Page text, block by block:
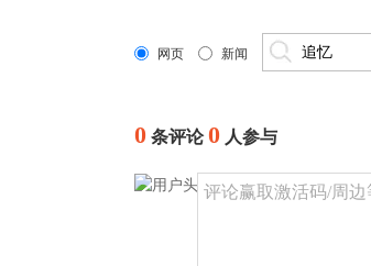
网页 新闻
0 条评论0 人参与
评论赢取激活码/周边